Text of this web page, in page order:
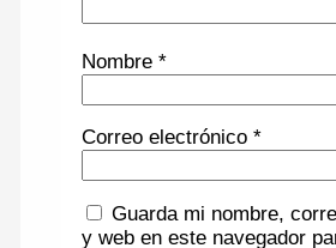
Nombre*
Correo electrónico*
Guarda mi nombre,
y web en este navegador